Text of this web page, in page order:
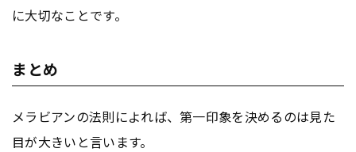
に大切なことです。
まとめ
メラビアンの法則によれば、第一印象を決めるのは見た
目が大きいと言います。